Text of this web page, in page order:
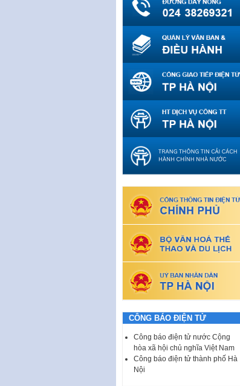
CÔNG BÁO ĐIỆN TỬ
Công báo điện tử nước Cộng
hòa xã hội chủ nghĩa Việt Nam
Công báo điện tử thành phố Hà
Nội